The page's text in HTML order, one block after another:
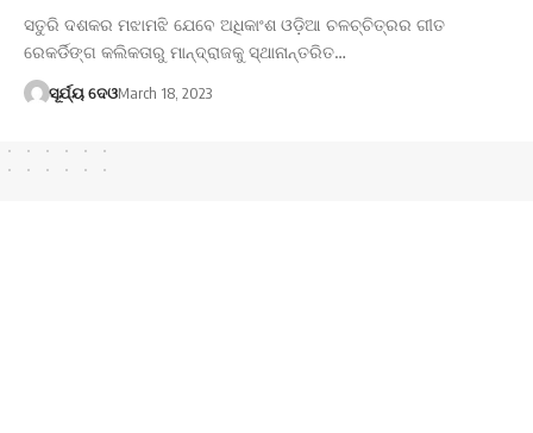
ସତୁରି ଦଶକର ମଝାମଝି ଯେବେ ଅଧିକାଂଶ ଓଡ଼ିଆ ଚଳଚ୍ଚିତ୍ରର ଗୀତ
ରେକର୍ଡିଙ୍ଗ କଲିକତାରୁ ମାନ୍ଦ୍ରାଜକୁ ସ୍ଥାନାନ୍ତରିତ…
ସୂର୍ଯ୍ୟ ଦେଓMarch 18, 2023